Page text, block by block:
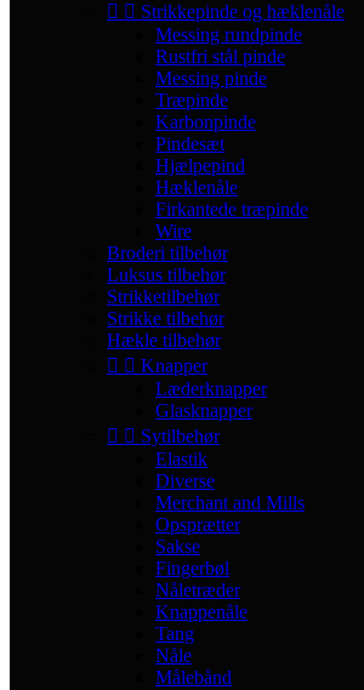
  Strikkepinde og hæklenåle
Messing rundpinde
Rustfri stål pinde
Messing pinde
Træpinde
Karbonpinde
Pindesæt
Hjælpepind
Hæklenåle
Firkantede træpinde
Wire
Broderi tilbehør
Luksus tilbehør
Strikketilbehør
Strikke tilbehør
Hækle tilbehør
  Knapper
Læderknapper
Glasknapper
  Sytilbehør
Elastik
Diverse
Merchant and Mills
Opsprætter
Sakse
Fingerbøl
Nåletræder
Knappenåle
Tang
Nåle
Målebånd